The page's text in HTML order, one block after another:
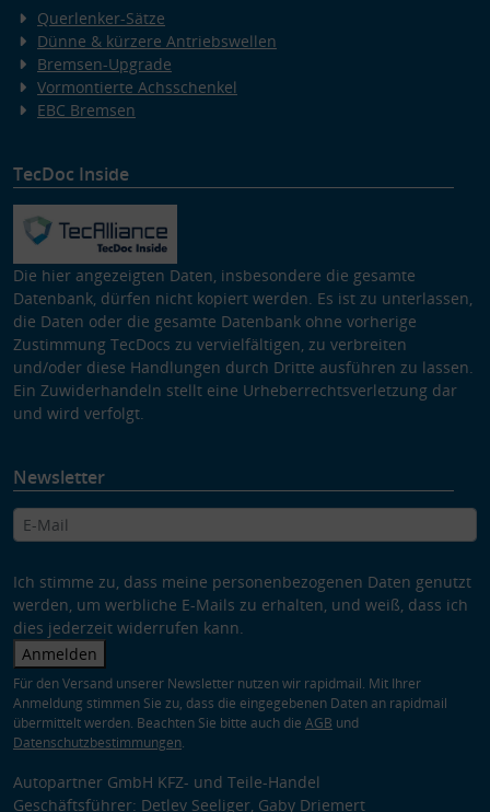
Querlenker-Sätze
Dünne & kürzere Antriebswellen
Bremsen-Upgrade
Vormontierte Achsschenkel
EBC Bremsen
TecDoc Inside
Die hier angezeigten Daten, insbesondere die gesamte
Datenbank, dürfen nicht kopiert werden. Es ist zu unterlassen,
die Daten oder die gesamte Datenbank ohne vorherige
Zustimmung TecDocs zu vervielfältigen, zu verbreiten
und/oder diese Handlungen durch Dritte ausführen zu lassen.
Ein Zuwiderhandeln stellt eine Urheberrechtsverletzung dar
und wird verfolgt.
Newsletter
Ich stimme zu, dass meine personenbezogenen Daten genutzt
werden, um werbliche E-Mails zu erhalten, und weiß, dass ich
dies jederzeit widerrufen kann.
Anmelden
Für den Versand unserer Newsletter nutzen wir rapidmail. Mit Ihrer
Anmeldung stimmen Sie zu, dass die eingegebenen Daten an rapidmail
übermittelt werden. Beachten Sie bitte auch die AGB und
Datenschutzbestimmungen.
Autopartner GmbH KFZ- und Teile-Handel
Geschäftsführer: Detlev Seeliger, Gaby Driemert
Verwendung genauer Standortdaten
Endgeräteeigenschaften zur Identifikation aktiv abfragen